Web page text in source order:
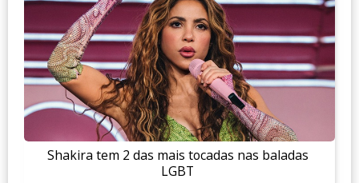
Shakira tem 2 das mais tocadas nas baladas
LGBT